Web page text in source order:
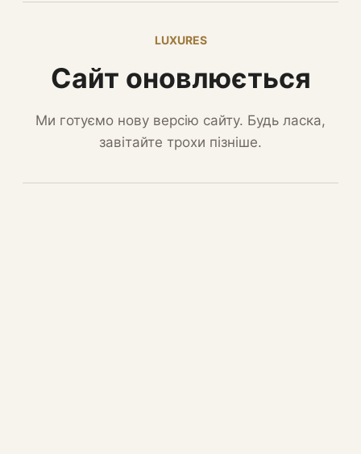
LUXURES
Сайт оновлюється
Ми готуємо нову версію сайту. Будь ласка,
завітайте трохи пізніше.